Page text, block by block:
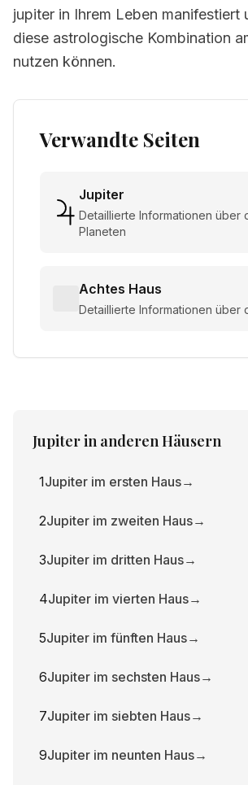
jupiter in Ihrem Leben manifestiert
diese astrologische Kombination
nutzen können.
Verwandte Seiten
Jupiter
Detaillierte Informationen über
Planeten
Achtes Haus
Detaillierte Informationen über
Jupiterin anderen Häusern
1Jupiter im ersten Haus→
2Jupiter im zweiten Haus→
3Jupiter im dritten Haus→
4Jupiter im vierten Haus→
5Jupiter im fünften Haus→
6Jupiter im sechsten Haus→
7Jupiter im siebten Haus→
9Jupiter im neunten Haus→